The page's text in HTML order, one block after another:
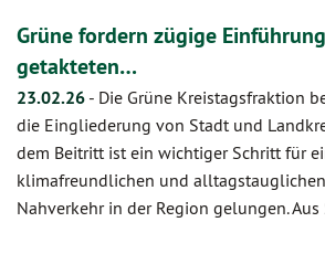
Grüne fordern zügige
getakteten…
23.02.26 - Die Grüne Kreistagsfraktion
die Eingliederung von Stadt und
dem Beitritt ist ein wichtiger Schritt für
klimafreundlichen und
Nahverkehr in der Region gelungen.